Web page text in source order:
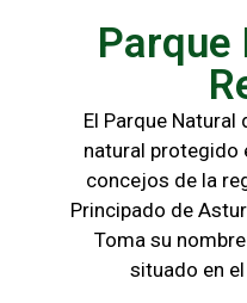
Parque
El Parque Natural
natural protegido
concejos de la
Principado de
Toma su
situado en